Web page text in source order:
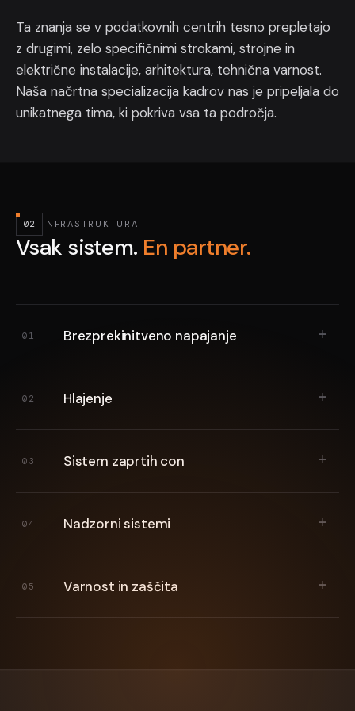
Usklajenost med vsemi strokami
PREDNOSTIEn tim, en projekt, brez vrzeli med izvajalci.
Poročanje o napredku in tveganjih
Manj presenečenj. Več nadzora.
sistemov
Tehnična dokumentacija in PID načrti
Usposabljanje operativnega osebja
Preventivni servisni pregledi skladno pravilom stroke
24/7 monitoring z eskalacijskimi postopki
SLA pogodba z definiranimi odzivnimi časi
izboljšuje.
Ta znanja se v podatkovnih centrih tesno prepletajo
z drugimi, zelo specifičnimi strokami, strojne in
električne instalacije, arhitektura, tehnična varnost.
Naša načrtna specializacija kadrov nas je pripeljala do
unikatnega tima, ki pokriva vsa ta področja.
02 INFRASTRUKTURA
Vsak sistem. En partner.
01 Brezprekinitveno napajanje
razpoložljivosti. Vsak izpad komponente je predviden vnaprej.
02 Hlajenje
03 Sistem zaprtih con
04 Nadzorni sistemi
05 Varnost in zaščita